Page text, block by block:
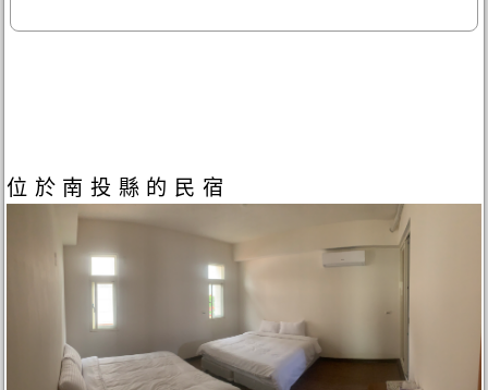
位於南投縣的民宿